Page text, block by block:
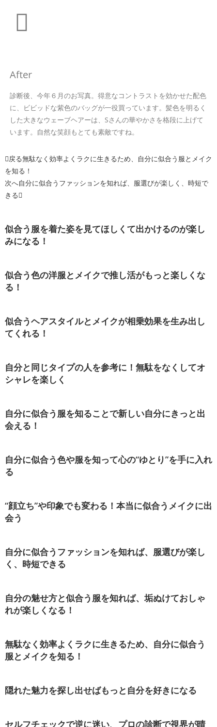
After
診断後、今年６月のお写真。得意なコントラストを効かせた配色
に、ビビッドな紫色のバッグが一役買っています。髪色を明るく
した大きなウェーブヘアーは、Sさんの華やかさを格段に上げて
います。自然な笑顔もとても素敵ですね。
戻る無駄なく効率よくラクに生きるため、自分に似合う服とメイク
を知る！
次へ自分に似合うファッションを知れば、服選びが楽しく、時短で
きる
似合う服を着た姿を見てほしくて出かけるのが楽し
みになる！
似合う色の洋服とメイクで推し活がもっと楽しくな
る！
似合うヘアスタイルとメイクが相乗効果を生み出し
てくれる！
自分と同じタイプの人を参考に！無駄をなくしてオ
シャレを楽しく
自分に似合う服を知ることで新しい自分にきっと出
会える！
自分に似合う色や服を知って心の“ゆとり”を手に入れ
る
“顔立ち”や印象でも変わる！本当に似合うメイクに出
会う
自分に似合うファッションを知れば、服選びが楽し
く、時短できる
自分の魅せ方と似合う服を知れば、垢ぬけておしゃ
れが楽しくなる！
無駄なく効率よくラクに生きるため、自分に似合う
服とメイクを知る！
隠れた魅力を探し出せばもっと自分を好きになる
セルフチェックで逆に迷い、プロの診断で視界が晴